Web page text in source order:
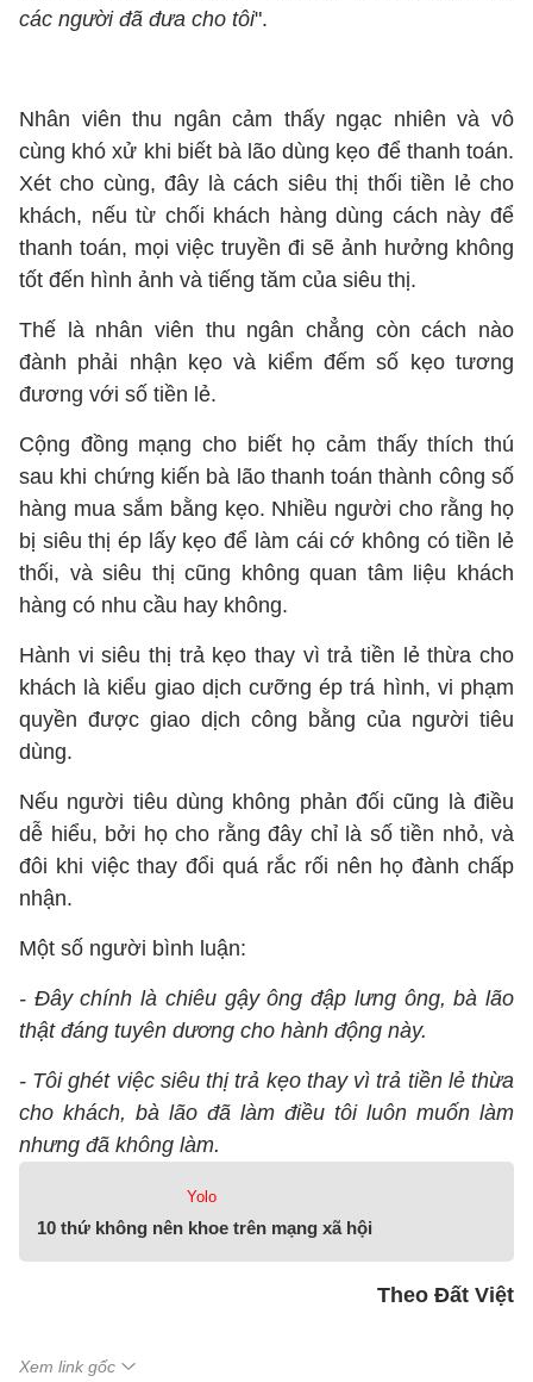
các người đã đưa cho tôi".
Nhân viên thu ngân cảm thấy ngạc nhiên và vô
cùng khó xử khi biết bà lão dùng kẹo để thanh toán.
Xét cho cùng, đây là cách siêu thị thối tiền lẻ cho
khách, nếu từ chối khách hàng dùng cách này để
thanh toán, mọi việc truyền đi sẽ ảnh hưởng không
tốt đến hình ảnh và tiếng tăm của siêu thị.
Thế là nhân viên thu ngân chẳng còn cách nào
đành phải nhận kẹo và kiểm đếm số kẹo tương
đương với số tiền lẻ.
Cộng đồng mạng cho biết họ cảm thấy thích thú
sau khi chứng kiến bà lão thanh toán thành công số
hàng mua sắm bằng kẹo. Nhiều người cho rằng họ
bị siêu thị ép lấy kẹo để làm cái cớ không có tiền lẻ
thối, và siêu thị cũng không quan tâm liệu khách
hàng có nhu cầu hay không.
Hành vi siêu thị trả kẹo thay vì trả tiền lẻ thừa cho
khách là kiểu giao dịch cưỡng ép trá hình, vi phạm
quyền được giao dịch công bằng của người tiêu
dùng.
Nếu người tiêu dùng không phản đối cũng là điều
dễ hiểu, bởi họ cho rằng đây chỉ là số tiền nhỏ, và
đôi khi việc thay đổi quá rắc rối nên họ đành chấp
nhận.
Một số người bình luận:
- Đây chính là chiêu gậy ông đập lưng ông, bà lão
thật đáng tuyên dương cho hành động này.
- Tôi ghét việc siêu thị trả kẹo thay vì trả tiền lẻ thừa
cho khách, bà lão đã làm điều tôi luôn muốn làm
nhưng đã không làm.
Yolo
10 thứ không nên khoe trên mạng xã hội
Theo Đất Việt
Xem link gốc